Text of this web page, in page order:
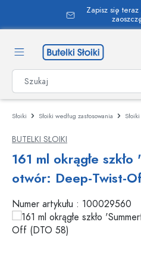
zawartości
Zapisz się
Słoiki Słoiki według zastosowania
BUTELKI SŁOIKI
161 ml okrągłe
otwór: Deep-Twist-
Numer artykułu : 100029560